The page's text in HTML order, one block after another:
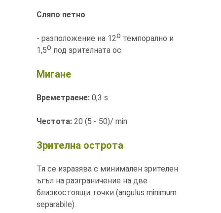
Сляпо петно
- разположение на 12о темпорално и
1,5о под зрителната ос.
Мигане
Времетраене: 0,3 s
Честота: 20 (5 - 50)/ min
Зрителна острота
Тя се изразява с минимален зрителен
ъгъл на разграничение на две
близкостоящи точки (angulus minimum
separabile).